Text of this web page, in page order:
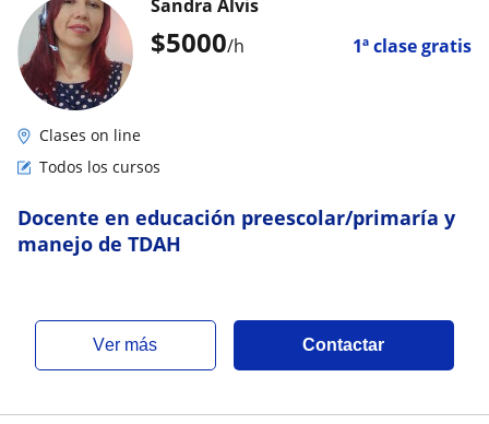
$5000/h 1ª clase gratis
Sandra Alvis
Clases on line
Todos los cursos
Docente en educación preescolar/primaría y
manejo de TDAH
ver más Contactar